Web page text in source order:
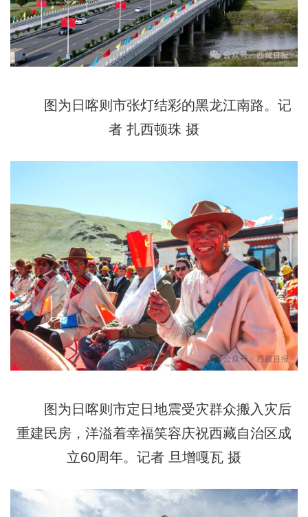
图为日喀则市张灯结彩的黑龙江南路。记
者 扎西顿珠 摄
图为日喀则市定日地震受灾群众搬入灾后
重建民房，洋溢着幸福笑容庆祝西藏自治区成
立60周年。记者 旦增嘎瓦 摄